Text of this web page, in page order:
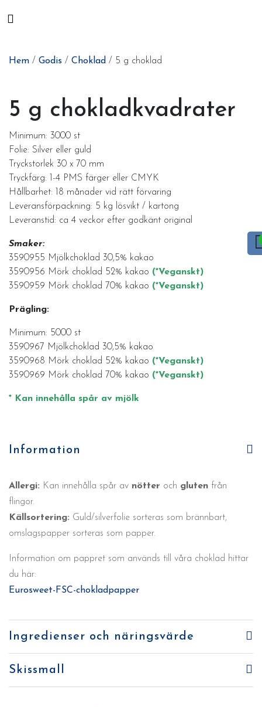
Hem / Godis / Choklad / 5 g choklad
5 g chokladkvadrater
Minimum: 3000 st
Folie: Silver eller guld
Tryckstorlek 30 x 70 mm
Tryckfärg: 1-4 PMS färger eller CMYK
Hållbarhet: 18 månader vid rätt förvaring
Leveransförpackning: 5 kg lösvikt / kartong
Leveranstid: ca 4 veckor efter godkänt original
Smaker:
3590955 Mjölkchoklad 30,5% kakao
3590956 Mörk choklad 52% kakao (*Veganskt)
3590959 Mörk choklad 70% kakao (*Veganskt)
Prägling:
Minimum: 5000 st
3590967 Mjölkchoklad 30,5% kakao
3590968 Mörk choklad 52% kakao (*Veganskt)
3590969 Mörk choklad 70% kakao (*Veganskt)
* Kan innehålla spår av mjölk
Information
Allergi: Kan innehålla spår av nötter och gluten från
flingor.
Källsortering: Guld/silverfolie sorteras som brännbart,
omslagspapper sorteras som papper.
Information om pappret som används till våra choklad hittar
du här:
Eurosweet-FSC-chokladpapper
Ingredienser och näringsvärde
Skissmall